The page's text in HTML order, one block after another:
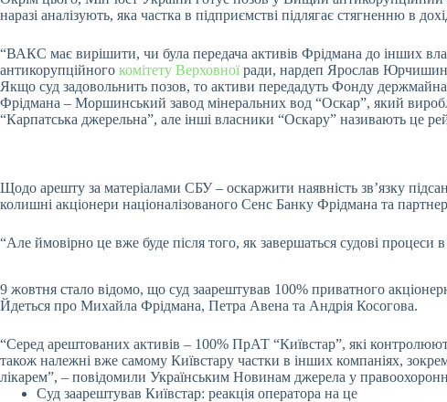
наразі аналізують, яка частка в підприємстві підлягає стягненню в
“ВАКС має вирішити, чи була передача активів Фрідмана до інших
антикорупційного комітету Верховноїради, нардеп Ярослав
Якщо суд задовольнить позов, то активи передадуть Фонду
Фрідмана – Моршинський завод мінеральних вод “Оскар”, який
“Карпатська джерельна”, але інші власники “Оскару” називають це
Щодо арешту за матеріалами СБУ – оскаржити наявність звʼязку
колишні акціонери націоналізованого Сенс Банку Фрідмана та
“Але ймовірно це вже буде після того, як завершаться судові
9 жовтня стало відомо, що суд заарештував 100% приватного
Йдеться про Михайла Фрідмана, Петра Авена та Андрія Косогова.
“Серед арештованих активів – 100% ПрАТ “Київстар”, які
також належні вже самому Київстару частки в інших компаніях,
лікарем”, – повідомили Українським Новинам джерела у
Суд заарештував Київстар: реакція оператора на це